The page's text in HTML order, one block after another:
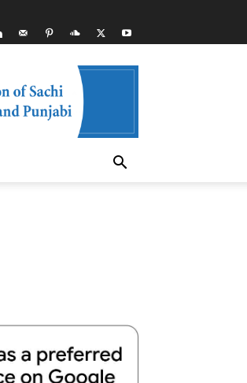
Copy URL